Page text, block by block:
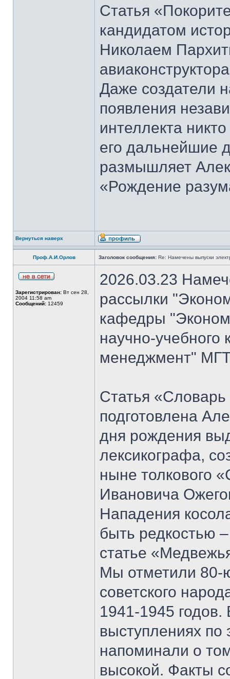
Статья
кандидатом
Николаем
Даже создатели
появления
интеллекта
его дальнейшие
размышляет
«Рождение
Вернуться наверх
Проф.А.И.Орлов Заголовок сообщения: Re: Намечены выпуски
Зарегистрирован: Вт сен 28,
2004 11:58 am
Сообщений: 12459
2026.03.23
рассылки
кафедры
научно-
менеджмент"
Статья
подготовлена
дня рождения
лексикографа,
ныне толкового
Ивановича
Нападения
быть редкостью
статье
Мы отметили 80-
советского
1941-1945 годов.
выступлениях по
напоминали о
высокой. Факты